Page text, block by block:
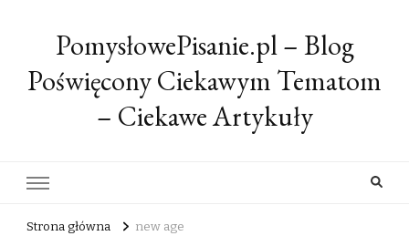
PomysłowePisanie.pl – Blog
Poświęcony Ciekawym Tematom
– Ciekawe Artykuły
Strona główna new age